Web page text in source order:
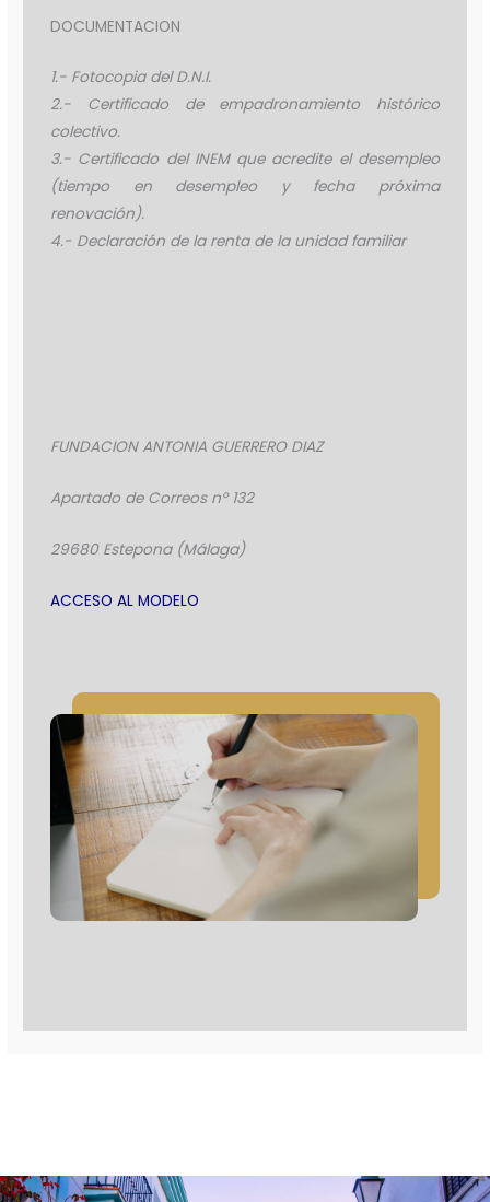
DOCUMENTACION
1.- Fotocopia del D.N.I.
2.- Certificado de empadronamiento histórico
colectivo.
3.- Certificado del INEM que acredite el desempleo
(tiempo en desempleo y fecha próxima
renovación).
4.- Declaración de la renta de la unidad familiar
FUNDACION ANTONIA GUERRERO DIAZ
Apartado de Correos nº 132
29680 Estepona (Málaga)
ACCESO AL MODELO